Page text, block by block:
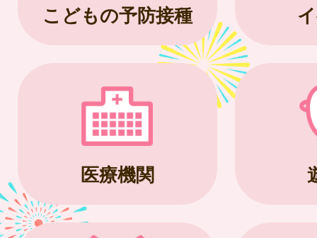
こどもの予防接種
医療機関